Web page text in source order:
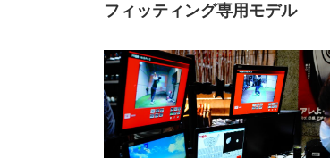
フィッティング専用モデル